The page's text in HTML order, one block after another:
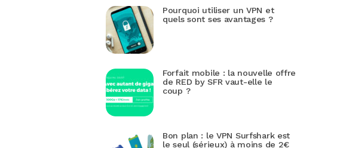
Pourquoi utiliser un VPN et
quels sont ses avantages ?
Forfait mobile : la nouvelle offre
de RED by SFR vaut-elle le
coup ?
Bon plan : le VPN Surfshark est
le seul (sérieux) à moins de 2€